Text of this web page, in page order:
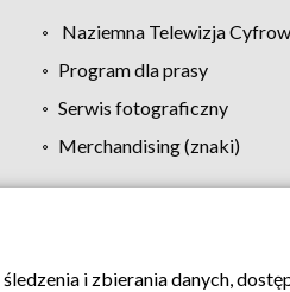
Naziemna Telewizja
Program dla prasy
Serwis fotograficzny
Merchandising (znaki)
Biuro reklamy Kontakt
i zbierania danych,